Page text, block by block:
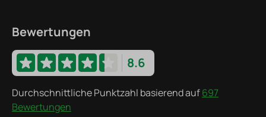
Bewertungen
8.6
Durchschnittliche Punktzahl basierend auf697
Bewertungen